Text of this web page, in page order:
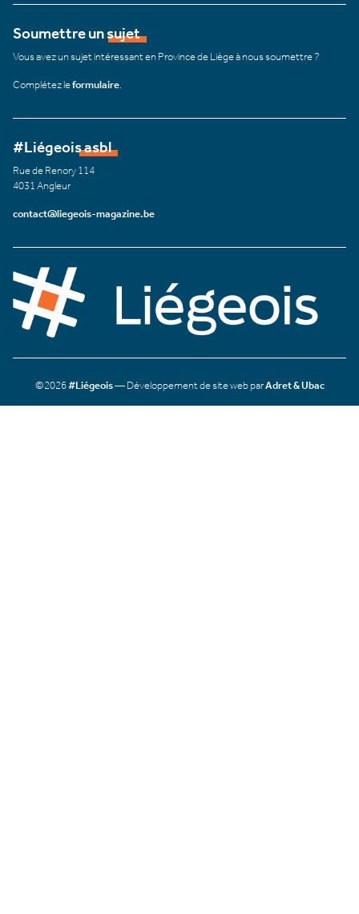
Soumettre un sujet
Vous avez un sujet intéressant en Province de Liège à nous soumettre ?
Complétez leformulaire
#Liégeois asbl
Rue de Renory 114
4031 Angleur
contact@liegeois-magazine.be
©2026#Liégeois— Développement de site web parAdret & Ubac